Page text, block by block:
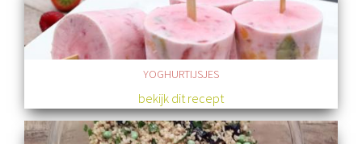
YOGHURTIJSJES
bekijk dit recept